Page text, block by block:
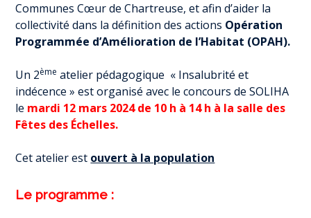
Communes Cœur de Chartreuse, et afin d’aider la
collectivité dans la définition des actions Opération
Programmée d’Amélioration de l’Habitat (OPAH).
Un 2ème atelier pédagogique « Insalubrité et
indécence » est organisé avec le concours de SOLIHA
le mardi 12 mars 2024de 10 h à 14 h à la salle des
Fêtes des Échelles.
Cet atelier est ouvert à la population
Le programme :